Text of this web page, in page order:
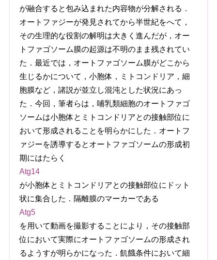
が融合すると包み込まれた内容物が分解される．
オートファジーが発見されてから半世紀をへて，
その生理的な役割の解明は大きく進んだが，オー
トファゴソーム膜の起源は不明のまま残されてい
た．最近では，オートファゴソーム膜がどこから
生じるかについて，小胞体，ミトコンドリア，細
胞膜など，諸説が並立し混沌とした状況にあっ
た．今回，筆者らは，哺乳類細胞のオートファゴ
ソームは小胞体とミトコンドリアとの接触部位に
おいて形成されることを明らかにした．オートフ
ァジーを誘導するとオートファゴソームの形成初
期にはたらく
Atg14
が小胞体とミトコンドリアとの接触部位にドット
状に集合した．隔離膜のマーカーである
Atg5
を用いて動画を撮影することにより，その接触部
位において実際にオートファゴソームの形成され
るようすが明らかになった．飢餓条件において細